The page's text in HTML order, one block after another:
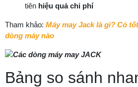
tiên hiệu quả chi phí
Tham khảo: Máy may Jack là gì? Có
dòng máy nào
Bảng so sánh